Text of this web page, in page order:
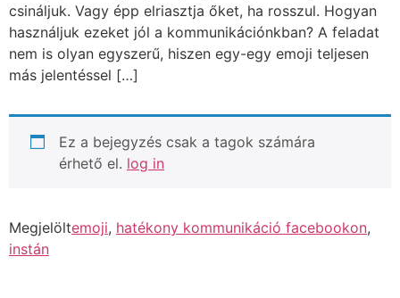
csináljuk. Vagy épp elriasztja őket, ha rosszul. Hogyan
használjuk ezeket jól a kommunikációnkban? A feladat
nem is olyan egyszerű, hiszen egy-egy emoji teljesen
más jelentéssel […]
Ez a bejegyzés csak a tagok számára
érhető el. log in
Megjelöltemoji, hatékony kommunikáció facebookon,
instán